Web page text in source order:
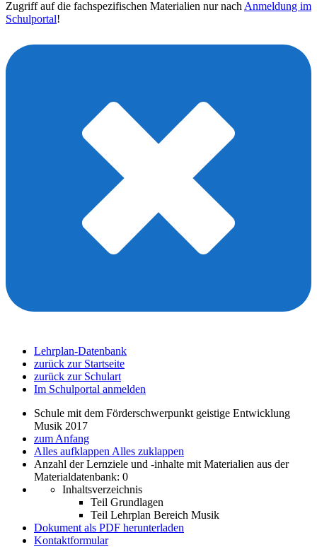
Zugriff auf die fachspezifischen Materialien nur nach Anmeldung im
Schulportal!
Lehrplan-Datenbank
zurück zur Startseite
zurück zur Schulart
Im Schulportal anmelden
Schule mit dem Förderschwerpunkt geistige Entwicklung
Musik 2017
zum Anfang
Alles aufklappen Alles zuklappen
Anzahl der Lernziele und -inhalte mit Materialien aus der
Materialdatenbank: 0
Inhaltsverzeichnis
Teil Grundlagen
Teil Lehrplan Bereich Musik
Dokument als PDF herunterladen
Kontaktformular